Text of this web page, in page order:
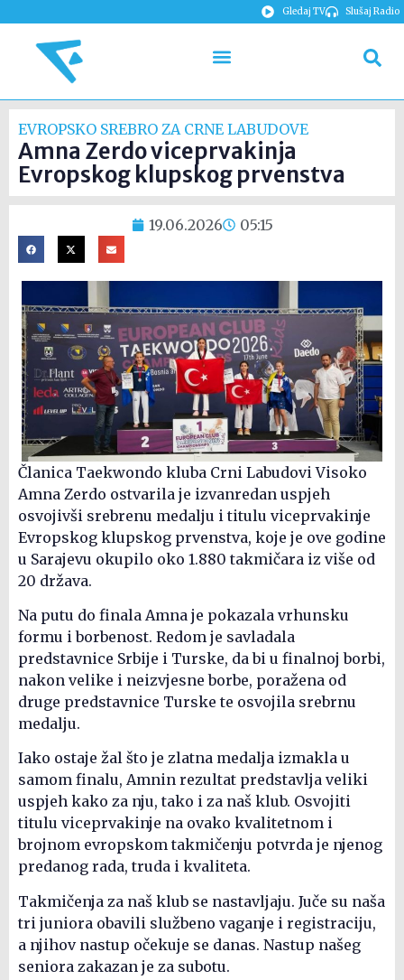
Gledaj TV Slušaj Radio
EVROPSKO SREBRO ZA CRNE LABUDOVE
Amna Zerdo viceprvakinja
Evropskog klupskog prvenstva
19.06.2026 05:15
Članica Taekwondo kluba Crni Labudovi Visoko
Amna Zerdo ostvarila je izvanredan uspjeh
osvojivši srebrenu medalju i titulu viceprvakinje
Evropskog klupskog prvenstva, koje je ove godine
u Sarajevu okupilo oko 1.880 takmičara iz više od
20 država.
Na putu do finala Amna je pokazala vrhunsku
formu i borbenost. Redom je savladala
predstavnice Srbije i Turske, da bi u finalnoj borbi,
nakon velike i neizvjesne borbe, poražena od
druge predstavnice Turske te osvojila srebrnu
medalju.
Iako ostaje žal što je zlatna medalja izmakla u
samom finalu, Amnin rezultat predstavlja veliki
uspjeh kako za nju, tako i za naš klub. Osvojiti
titulu viceprvakinje na ovako kvalitetnom i
brojnom evropskom takmičenju potvrda je njenog
predanog rada, truda i kvaliteta.
Takmičenja za naš klub se nastavljaju. Juče su naša
tri juniora obavili službeno vaganje i registraciju,
a njihov nastup očekuje se danas. Nastup našeg
seniora zakazan je za subotu.